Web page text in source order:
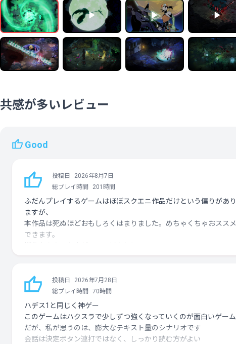
共感が多いレビュー
Good
投稿日
2026年8月7日
総プレイ時間
201時間
ふだんプレイするゲームはほぼスクエニ作品だけという偏りがあり
ますが、
本作品は死ぬほどおもしろくはまりました。めちゃくちゃおススメ
できます。
迷うならやった方がいい。ほんとに
切られました。期待以上でした。
おもしろい。圧倒的におもしろい。そして辞め時を失う・・・寝不
足必至。
投稿日
2026年7月28日
総プレイ時間
70時間
ハデス1と同じく神ゲー
このゲームはハクスラで少しずつ強くなっていくのが面白いゲーム
だが、私が思うのは、膨大なテキスト量のシナリオです
会話は決定ボタン連打ではなく、しっかり読む方がよい